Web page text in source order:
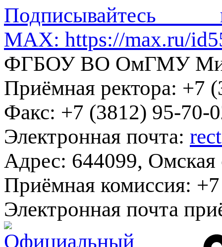
MAX: https://max.ru/
ФГБОУ ВО ОмГМУ
Приёмная ректора: +7
Факс: +7 (3812) 95-70-
Электронная почта:
Адрес: 644099, Омская
Приёмная комиссия:
Электронная почта